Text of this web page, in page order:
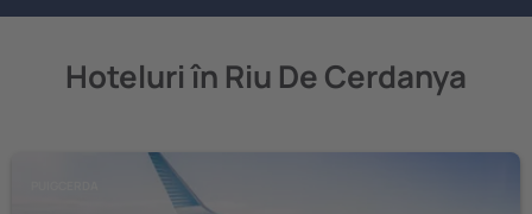
Hoteluri în Riu De Cerdanya